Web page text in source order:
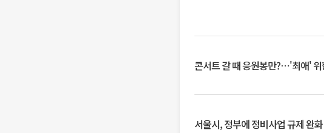
콘서트 갈 때 응원봉만?⋯'최애'
서울시, 정부에 정비사업 규제